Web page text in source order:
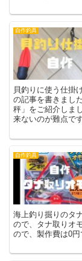
自作釣具
貝釣りに使う仕掛
の記事を書きまし
秤」をご紹介しま
来ないのが難点で
自作釣具
海上釣り掘りのタ
ので、タナ取りオ
ので、製作費は0円